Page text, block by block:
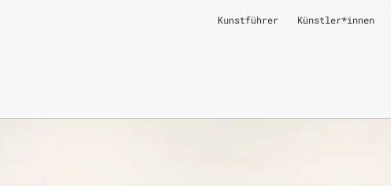
Künstler*innen
Kunstführer